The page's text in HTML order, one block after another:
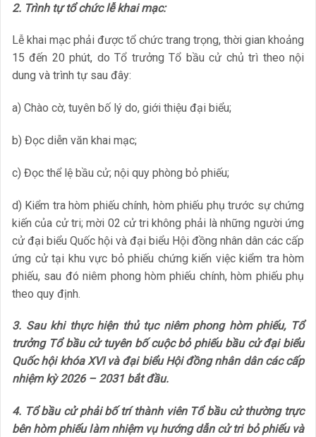
2. Trình tự tổ chức lễ khai mạc:
Lễ khai mạc phải được tổ chức trang trọng, thời gian khoảng
15 đến 20 phút, do Tổ trưởng Tổ bầu cử chủ trì theo nội
dung và trình tự sau đây:
a) Chào cờ, tuyên bố lý do, giới thiệu đại biểu;
b) Đọc diễn văn khai mạc;
c) Đọc thể lệ bầu cử; nội quy phòng bỏ phiếu;
d) Kiểm tra hòm phiếu chính, hòm phiếu phụ trước sự chứng
kiến của cử tri; mời 02 cử tri không phải là những người ứng
cử đại biểu Quốc hội và đại biểu Hội đồng nhân dân các cấp
ứng cử tại khu vực bỏ phiếu chứng kiến việc kiểm tra hòm
phiếu, sau đó niêm phong hòm phiếu chính, hòm phiếu phụ
theo quy định.
3. Sau khi thực hiện thủ tục niêm phong hòm phiếu, Tổ
trưởng Tổ bầu cử tuyên bố cuộc bỏ phiếu bầu cử đại biểu
Quốc hội khóa XVI và đại biểu Hội đồng nhân dân các cấp
nhiệm kỳ 2026 – 2031 bắt đầu.
4. Tổ bầu cử phải bố trí thành viên Tổ bầu cử thường trực
bên hòm phiếu làm nhiệm vụ hướng dẫn cử tri bỏ phiếu và